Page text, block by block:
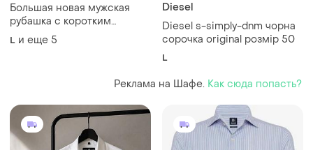
Большая новая мужская
рубашка с коротким
рукавом премиум тонкий
котон деворе светло-
L и еще 5
Diesel
Diesel s-simply-dnm чорна
сорочка original розмір 50
L
Реклама на Шафе. Как сюда попасть?